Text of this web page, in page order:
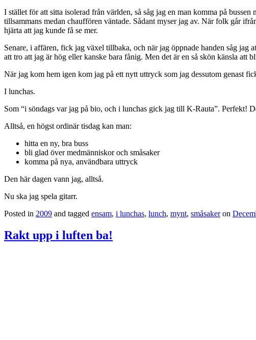
I stället för att sitta isolerad från världen, så såg jag en man komma på
tillsammans medan chauffören väntade. Sådant myser jag av. När folk går
hjärta att jag kunde få se mer.
Senare, i affären, fick jag växel tillbaka, och när jag öppnade handen såg
att tro att jag är hög eller kanske bara fånig. Men det är en så skön känsla
När jag kom hem igen kom jag på ett nytt uttryck som jag dessutom genast
I lunchas.
Som “i söndags var jag på bio, och i lunchas gick jag till K-Rauta”. Perfekt!
Alltså, en högst ordinär tisdag kan man:
hitta en ny, bra buss
bli glad över medmänniskor och småsaker
komma på nya, användbara uttryck
Den här dagen vann jag, alltså.
Nu ska jag spela gitarr.
Posted in 2009 and tagged ensam, i lunchas, lunch, mynt, småsakeron
Rakt upp i luften ba!